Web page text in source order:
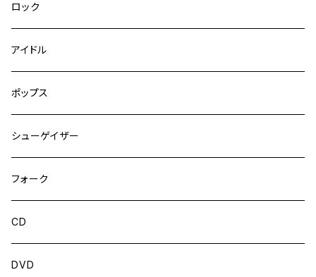
ロック
アイドル
ポップス
シューゲイザー
フォーク
CD
DVD